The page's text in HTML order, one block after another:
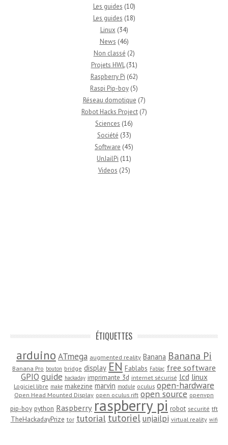
Les guides (10)
Les guides (18)
Linux (34)
News (46)
Non classé (2)
Projets HWL(31)
Raspberry Pi (62)
Raspi Pip-boy (5)
Réseau domotique (7)
Robot Hacks Project(7)
Sciences (16)
Société (33)
Software (45)
UnJailPi (11)
Videos (25)
ÉTIQUETTES
arduino ATmega augmented reality Banana Banana Pi
Banana Pro bouton bridge display EN Fablabs Fablac free software
GPIO guide hackaday imprimante 3d internet sécurisé lcd linux
Logiciel libre make makezine marvin module oculus open-hardware
Open Head Mounted Display open oculus rift open source openvpn
pip-boy python Raspberry raspberry pi robot securité tft
TheHackadayPrize tor tutorial tutoriel unjailpi virtual reality wifi